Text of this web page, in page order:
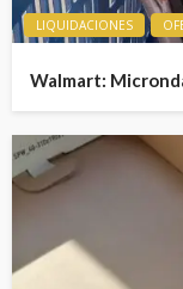
LIQUIDACIONES
Walmart: